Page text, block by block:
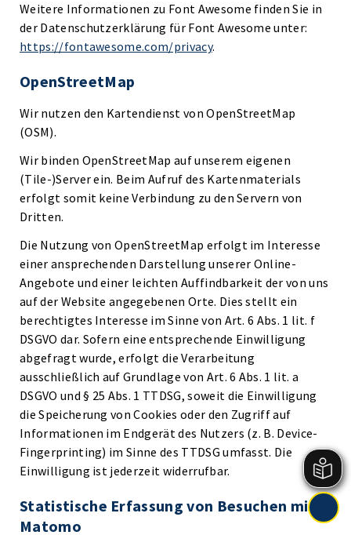
Weitere Informationen zu Font Awesome finden Sie in
der Datenschutzerklärung für Font Awesome unter:
https://fontawesome.com/privacy.
OpenStreetMap
Wir nutzen den Kartendienst von OpenStreetMap
(OSM).
Wir binden OpenStreetMap auf unserem eigenen
(Tile-)Server ein. Beim Aufruf des Kartenmaterials
erfolgt somit keine Verbindung zu den Servern von
Dritten.
Die Nutzung von OpenStreetMap erfolgt im Interesse
einer ansprechenden Darstellung unserer Online-
Angebote und einer leichten Auffindbarkeit der von uns
auf der Website angegebenen Orte. Dies stellt ein
berechtigtes Interesse im Sinne von Art. 6 Abs. 1 lit. f
DSGVO dar. Sofern eine entsprechende Einwilligung
abgefragt wurde, erfolgt die Verarbeitung
ausschließlich auf Grundlage von Art. 6 Abs. 1 lit. a
DSGVO und § 25 Abs. 1 TTDSG, soweit die Einwilligung
die Speicherung von Cookies oder den Zugriff auf
Informationen im Endgerät des Nutzers (z. B. Device-
Fingerprinting) im Sinne des TTDSG umfasst. Die
Einwilligung ist jederzeit widerrufbar.
Statistische Erfassung von Besuchen mit
Matomo